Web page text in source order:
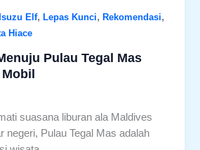
Isuzu Elf,Lepas Kunci,Rekomendasi,
Hiace
Pulau Tegal Mas
Mobil
suasana liburan ala Maldives
negeri, Pulau Tegal Mas adalah